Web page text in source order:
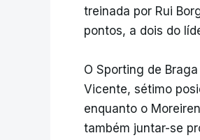
treinada por Rui
pontos, a dois do
O Sporting de
Vicente, sétimo
enquanto o
também juntar-se